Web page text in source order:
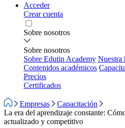
Acceder
Crear cuenta
Sobre nosotros
Sobre nosotros
Sobre Edutin Academy Nuestra
Contenidos académicos
Precios
Certificados
Empresas
Capacitación
La era del aprendizaje constante:
actualizado y competitivo